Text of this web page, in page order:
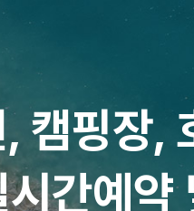
캠핑장,
간예약